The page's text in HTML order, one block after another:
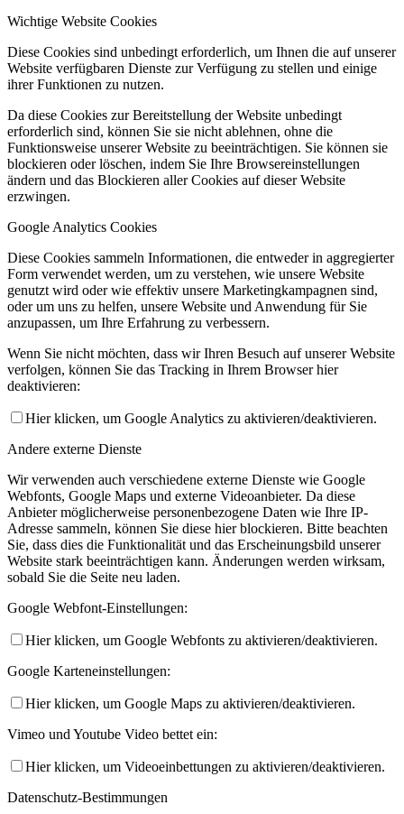
Wichtige Website Cookies
Diese Cookies sind unbedingt erforderlich, um Ihnen die auf unserer
Website verfügbaren Dienste zur Verfügung zu stellen und einige
ihrer Funktionen zu nutzen.
Da diese Cookies zur Bereitstellung der Website unbedingt
erforderlich sind, können Sie sie nicht ablehnen, ohne die
Funktionsweise unserer Website zu beeinträchtigen. Sie können sie
blockieren oder löschen, indem Sie Ihre Browsereinstellungen
ändern und das Blockieren aller Cookies auf dieser Website
erzwingen.
Google Analytics Cookies
Diese Cookies sammeln Informationen, die entweder in aggregierter
Form verwendet werden, um zu verstehen, wie unsere Website
genutzt wird oder wie effektiv unsere Marketingkampagnen sind,
oder um uns zu helfen, unsere Website und Anwendung für Sie
anzupassen, um Ihre Erfahrung zu verbessern.
Wenn Sie nicht möchten, dass wir Ihren Besuch auf unserer Website
verfolgen, können Sie das Tracking in Ihrem Browser hier
deaktivieren:
Hier klicken, um Google Analytics zu aktivieren/deaktivieren.
Andere externe Dienste
Wir verwenden auch verschiedene externe Dienste wie Google
Webfonts, Google Maps und externe Videoanbieter. Da diese
Anbieter möglicherweise personenbezogene Daten wie Ihre IP-
Adresse sammeln, können Sie diese hier blockieren. Bitte beachten
Sie, dass dies die Funktionalität und das Erscheinungsbild unserer
Website stark beeinträchtigen kann. Änderungen werden wirksam,
sobald Sie die Seite neu laden.
Google Webfont-Einstellungen:
Hier klicken, um Google Webfonts zu aktivieren/deaktivieren.
Google Karteneinstellungen:
Hier klicken, um Google Maps zu aktivieren/deaktivieren.
Vimeo und Youtube Video bettet ein:
Hier klicken, um Videoeinbettungen zu aktivieren/deaktivieren.
Datenschutz-Bestimmungen